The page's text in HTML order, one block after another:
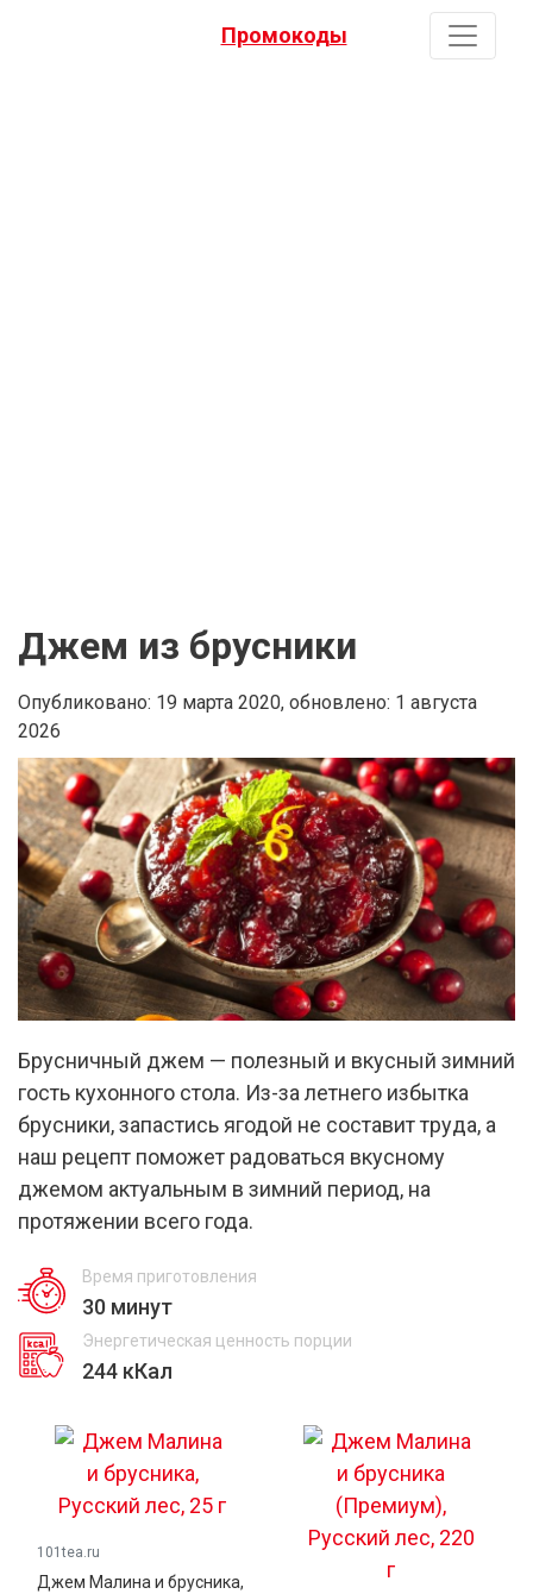
Промокоды
Джем из брусники
Опубликовано: 19 марта 2020, обновлено: 1 августа
2026
Брусничный джем — полезный и вкусный зимний
гость кухонного стола. Из-за летнего избытка
брусники, запастись ягодой не составит труда, а
наш рецепт поможет радоваться вкусному
джемом актуальным в зимний период, на
протяжении всего года.
Время приготовления
30 минут
Энергетическая ценность порции
244 кКал
101tea.ru
Джем Малина и брусника,